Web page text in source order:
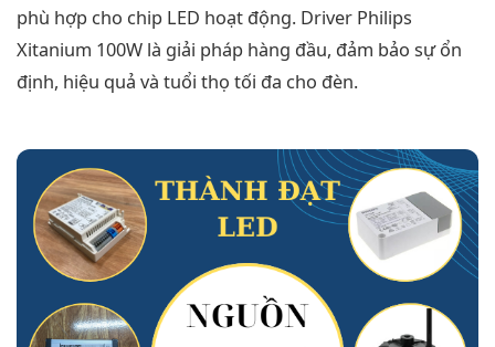
phù hợp cho chip LED hoạt động. Driver Philips
Xitanium 100W là giải pháp hàng đầu, đảm bảo sự ổn
định, hiệu quả và tuổi thọ tối đa cho đèn.